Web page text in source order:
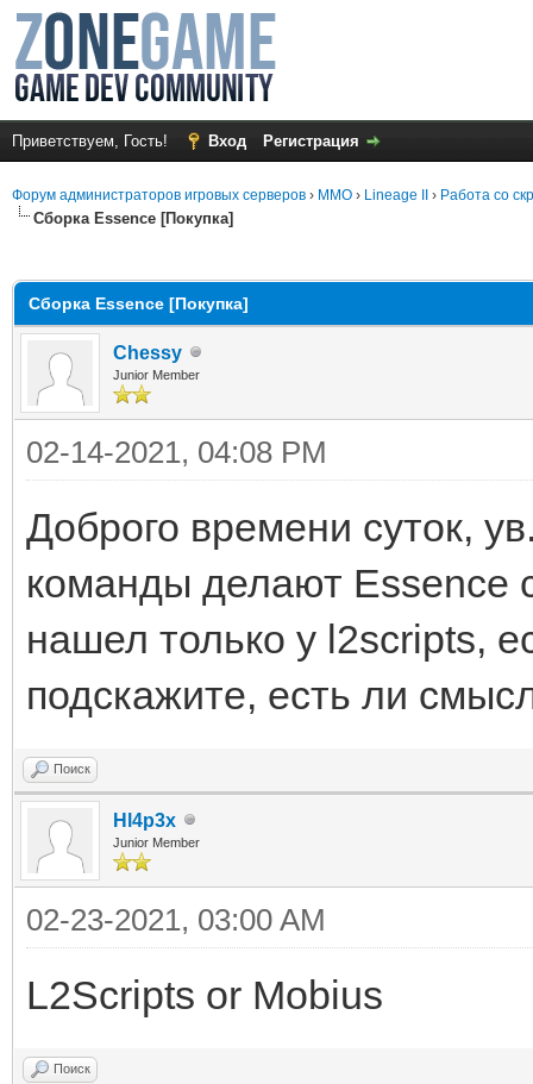
Приветствуем, Гость! Вход Регистрация
Форум администраторов игровых серверов › MMO › Lineage II › Работа со
Сборка Essence [Покупка]
Сборка Essence [Покупка]
Chessy
Junior Member
02-14-2021, 04:08 PM
Доброго времени суток,
команды делают Essence
нашел только у l2scripts,
подскажите, есть ли
Поиск
Hl4p3x
Junior Member
02-23-2021, 03:00 AM
L2Scripts or Mobius
Поиск